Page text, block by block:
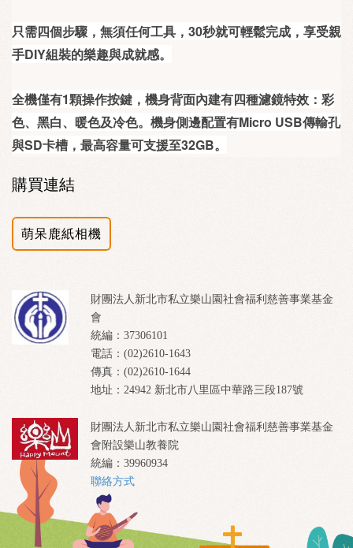
只需四個步驟，無須任何工具，30秒就可輕鬆完成，享受親
手DIY組裝的樂趣與成就感。
全機僅有1顆操作按鍵，機身背面內建有四種濾鏡特效：彩
色、黑白、暖色及冷色。機身側邊配置有Micro USB傳輸孔
與SD卡槽，最高容量可支援至32GB。
購買連結
萌呆鹿紙相機
財團法人新北市私立樂山園社會福利慈善事業基金
會
統編：37306101
電話：(02)2610-1643
傳真：(02)2610-1644
地址：24942 新北市八里區中華路三段187號
財團法人新北市私立樂山園社會福利慈善事業基金
會附設樂山教養院
統編：39960934
聯絡方式